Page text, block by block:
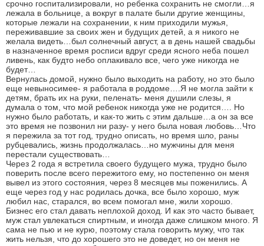
срочно госпитализировали, но ребенка сохранить не смогли…я
лежала в больнице, а вокруг в палате были другие женщины,
которые лежали на сохранении, к ним приходили мужья,
переживавшие за своих жен и будущих детей, а я никого не
желала видеть…был солнечный август, а в день нашей свадьбы
в назначенное время росписи вдруг среди ясного неба пошел
ливень, как будто небо оплакивало все, чего уже никогда не
будет…
Вернулась домой, нужно было выходить на работу, но это было
еще невыносимее- я работала в роддоме….Я не могла зайти к
детям, брать их на руки, пеленать- меня душили слезы, я
думала о том, что мой ребенок никогда уже не родится…. Но
нужно было работать, и как-то жить с этим дальше…а он за все
это время не позвонил ни разу- у него была новая любовь…Что
я пережила за тот год, трудно описать, но время шло, раны
рубцевались, жизнь продолжалась…но мужчины для меня
перестали существовать…
Через 2 года я встретила своего будущего мужа, трудно было
поверить после всего пережитого ему, но постепенно он меня
вывел из этого состояния, через 8 месяцев мы поженились. А
еще через год у нас родилась дочка, все было хорошо, муж
любил нас, старался, во всем помогал мне, жили хорошо.
Бизнес его стал давать неплохой доход. И как это часто бывает,
муж стал увлекаться спиртным, и иногда даже слишком много. Я
сама не пью и не курю, поэтому стала говорить мужу, что так
жить нельзя, что до хорошего это не доведет, но он меня не